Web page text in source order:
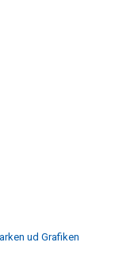
ud Grafiken